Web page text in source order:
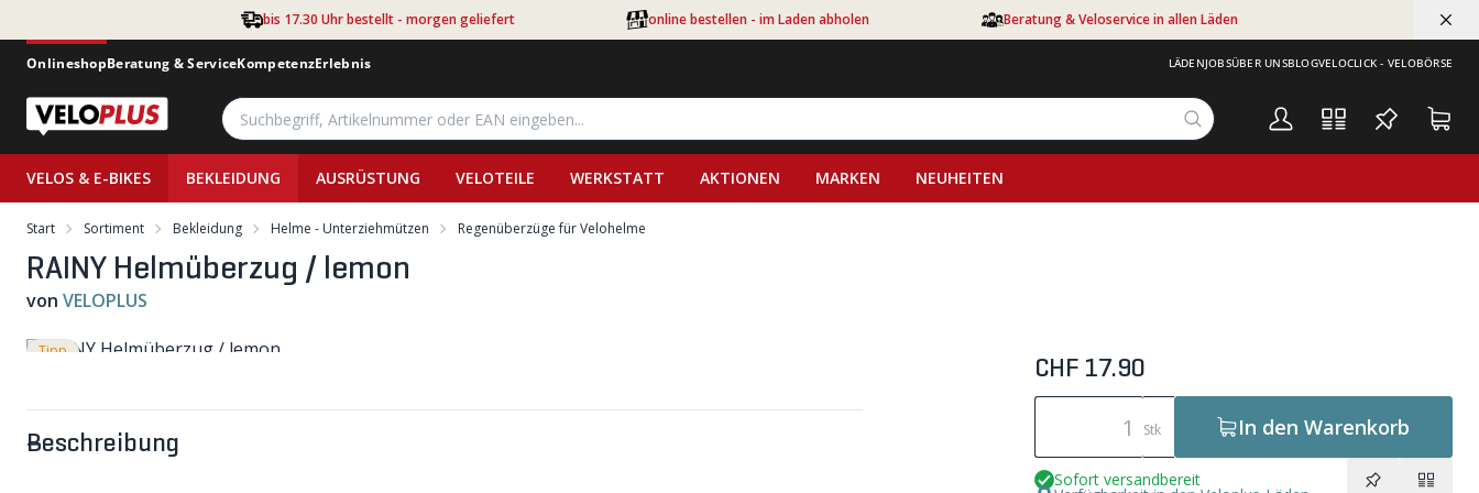
bis 17.30 Uhr bestellt - morgen geliefert online bestellen - im Laden abholen Beratung & Veloservice in allen Läden
OnlineshopBeratung & ServiceKompetenzErlebnis LÄDENJOBSÜBER UNSBLOGVELOCLICK - VELOBÖRSE
VELOS & E-BIKES BEKLEIDUNG AUSRÜSTUNG VELOTEILE WERKSTATT AKTIONEN MARKEN NEUHEITEN
Start Sortiment Bekleidung Helme - Unterziehmützen Regenüberzüge für Velohelme
RAINY Helmüberzug / lemon
von VELOPLUS
Tipp
Beschreibung
CHF 17.90
Stk In den Warenkorb
Sofort versandbereit